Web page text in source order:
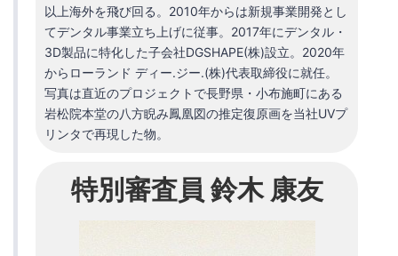
以上海外を飛び回る。2010年からは新規事業開発とし
てデンタル事業立ち上げに従事。2017年にデンタル・
3D製品に特化した子会社DGSHAPE(株)設立。2020年
からローランド ディー.ジー.(株)代表取締役に就任。
写真は直近のプロジェクトで長野県・小布施町にある
岩松院本堂の八方睨み鳳凰図の推定復原画を当社UVプ
リンタで再現した物。
特別審査員 鈴木 康友